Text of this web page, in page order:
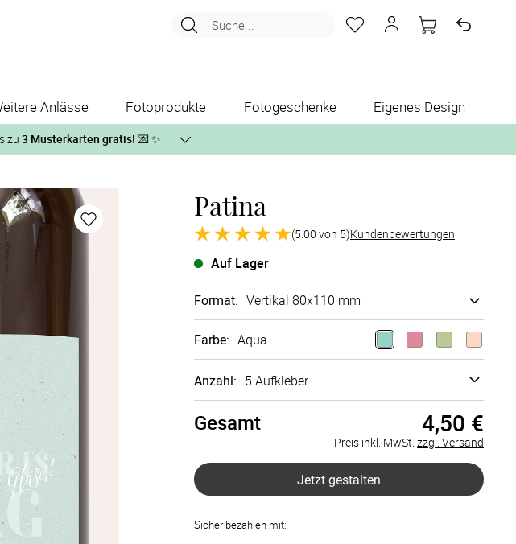
Suche...
Anlässe Fotoprodukte Fotogeschenke Eigenes Design
zu 3 Musterkarten gratis! 💌 ✨
und lasse Dir die Karten kostenlos per Post zusenden.
Patina
(5.00 von 5)Kundenbewertungen
Auf Lager
Format: Vertikal 80x110 mm
Vertikal
80x110 mm 110x80 mm
Farbe: Aqua
Anzahl: 5 Aufkleber
5 Aufkleber à 0,90 €
15 Aufkleber à 0,80 €
20 Aufkleber
Gesamt 4,50 €
Preis inkl. MwSt. zzgl. Versand
Jetzt gestalten
Sicher bezahlen mit: